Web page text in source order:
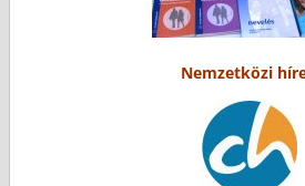
Nemzetközi